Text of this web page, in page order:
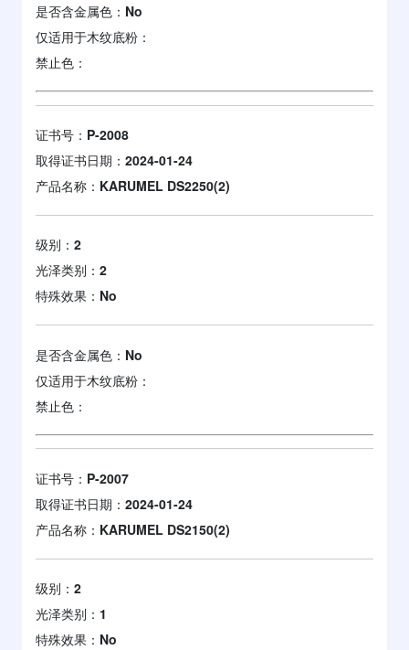
是否含金属色： No
仅适用于木纹底粉：
禁止色：
证书号： P-2008
取得证书日期： 2024-01-24
产品名称： KARUMEL DS2250(2)
级别： 2
光泽类别： 2
特殊效果： No
是否含金属色： No
仅适用于木纹底粉：
禁止色：
证书号： P-2007
取得证书日期： 2024-01-24
产品名称： KARUMEL DS2150(2)
级别： 2
光泽类别： 1
特殊效果： No